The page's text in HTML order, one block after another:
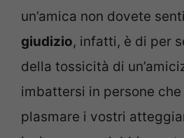
un’amica non dovete
giudizio, infatti, è di per
della tossicità di
imbattersi in persone
plasmare i vostri